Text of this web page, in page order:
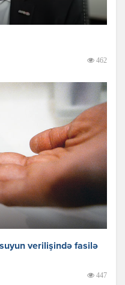
462
verilişində fasilə
447